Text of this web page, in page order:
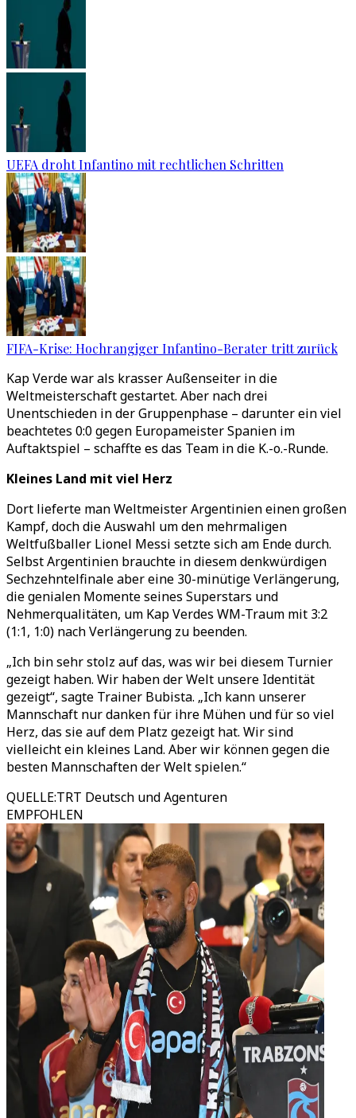
UEFA droht Infantino mit rechtlichen Schritten
FIFA-Krise: Hochrangiger Infantino-Berater tritt zurück
Kap Verde war als krasser Außenseiter in die
Weltmeisterschaft gestartet. Aber nach drei
Unentschieden in der Gruppenphase – darunter ein viel
beachtetes 0:0 gegen Europameister Spanien im
Auftaktspiel – schaffte es das Team in die K.-o.-Runde.
Kleines Land mit viel Herz
Dort lieferte man Weltmeister Argentinien einen großen
Kampf, doch die Auswahl um den mehrmaligen
Weltfußballer Lionel Messi setzte sich am Ende durch.
Selbst Argentinien brauchte in diesem denkwürdigen
Sechzehntelfinale aber eine 30-minütige Verlängerung,
die genialen Momente seines Superstars und
Nehmerqualitäten, um Kap Verdes WM-Traum mit 3:2
(1:1, 1:0) nach Verlängerung zu beenden.
„Ich bin sehr stolz auf das, was wir bei diesem Turnier
gezeigt haben. Wir haben der Welt unsere Identität
gezeigt“, sagte Trainer Bubista. „Ich kann unserer
Mannschaft nur danken für ihre Mühen und für so viel
Herz, das sie auf dem Platz gezeigt hat. Wir sind
vielleicht ein kleines Land. Aber wir können gegen die
besten Mannschaften der Welt spielen.“
QUELLE:TRT Deutsch und Agenturen
EMPFOHLEN